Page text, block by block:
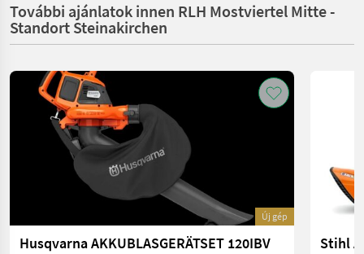
További ajánlatok innen RLH Mostviertel Mitte -
Standort Steinakirchen
Új gép
Husqvarna AKKUBLASGERÄTSET 120IBV
Stihl